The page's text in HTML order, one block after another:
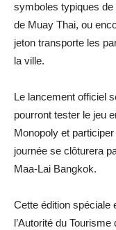
symboles typiques
de Muay Thai, ou
jeton transporte les
la ville.
Le lancement officiel
pourront tester le jeu
Monopoly et
journée se clôturera
Maa-Lai Bangkok.
Cette édition spéciale
l’Autorité du